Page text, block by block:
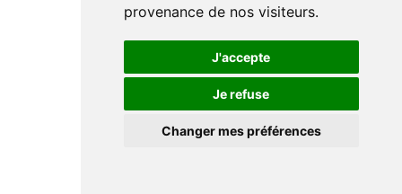
provenance de nos visiteurs.
J'accepte
Je refuse
Changer mes préférences